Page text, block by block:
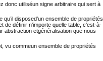
donc utiliséun signe arbitraire qui sert à
disposed’un ensemble de propriétés
définir n’importe quelle table, c’est-à-
abstraction etgénéralisation que nous
vu commeun ensemble de propriétés